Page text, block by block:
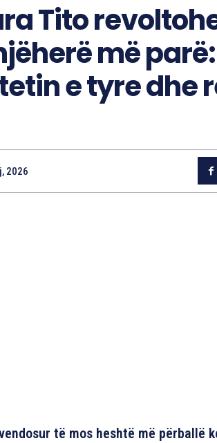
Tito
më parë:
e tyre dhe
2026
të mos heshtë më përballë